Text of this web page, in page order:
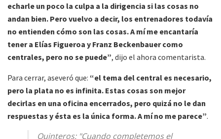
echarle un poco la culpa a la dirigencia si las cosas no
andan bien. Pero vuelvo a decir, los entrenadores todavía
no entienden cómo son las cosas. A mí me encantaría
tener a Elías Figueroa y Franz Beckenbauer como
centrales, pero no se puede”, dijo el ahora comentarista.
Para cerrar, aseveró que: “el tema del central es necesario,
pero la plata no es infinita. Estas cosas son mejor
decirlas en una oficina encerrados, pero quizá no le dan
respuestas y ésta es la única forma. A mí no me parece”.
Quinteros: "Cuando completemos el